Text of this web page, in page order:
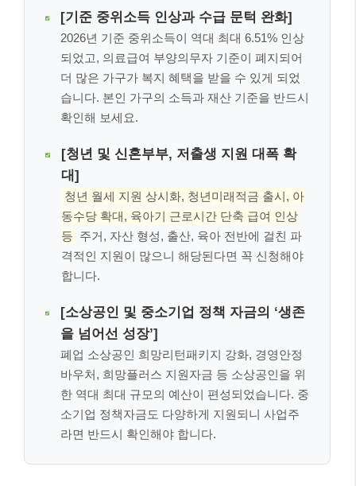
[기준 중위소득 인상과 수급 문턱 완화]
2026년 기준 중위소득이 역대 최대 6.51% 인상
되었고, 의료급여 부양의무자 기준이 폐지되어
더 많은 가구가 복지 혜택을 받을 수 있게 되었
습니다. 본인 가구의 소득과 재산 기준을 반드시
확인해 보세요.
[청년 및 신혼부부, 저출생 지원 대폭 확
대]
청년 월세 지원 상시화, 청년미래적금 출시, 아
동수당 확대, 육아기 근로시간 단축 급여 인상
등 주거, 자산 형성, 출산, 육아 전반에 걸친 파
격적인 지원이 많으니 해당된다면 꼭 신청해야
합니다.
[소상공인 및 중소기업 정책 자금의 ‘생존
을 넘어선 성장’]
폐업 소상공인 희망리턴패키지 강화, 경영안정
바우처, 희망플러스 지원자금 등 소상공인을 위
한 역대 최대 규모의 예산이 편성되었습니다. 중
소기업 정책자금도 다양하게 지원되니 사업주
라면 반드시 확인해야 합니다.